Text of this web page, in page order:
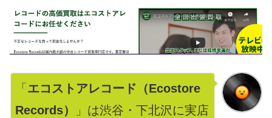
「 エコストアレコード（Ecostore
Records）
」は渋谷・下北沢に実店